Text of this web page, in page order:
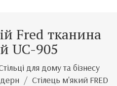
Fred тканина
UC-905
для дому та бізнесу
Стілець м'який FRED